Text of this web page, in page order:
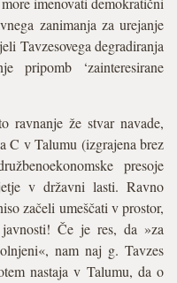
zanimanja za urejanje
Tavzesovega degradiranja
pripomb ‘zainteresirane
že stvar navade,
C v Talumu (izgrajena brez
presoje
v državni lasti. Ravno
začeli umeščati v prostor,
Če je res, da »za
nam naj g. Tavzes
nastaja v Talumu, da o